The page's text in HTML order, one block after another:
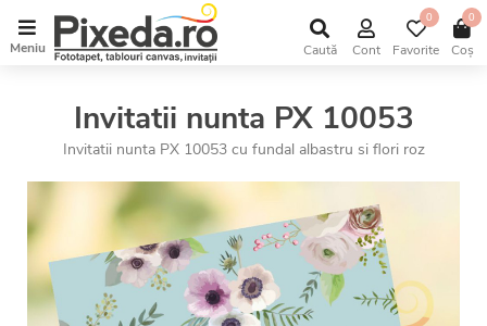
Meniu Caută Cont Favorite
0
Coș
0
Invitatii nunta PX 10053
Invitatii nunta PX 10053 cu fundal albastru si flori roz